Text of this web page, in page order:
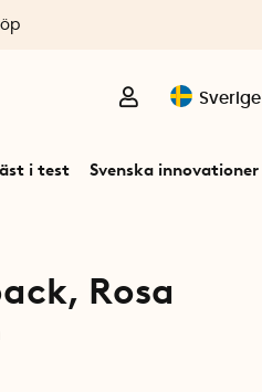
Sverige
i test Svenska innovationer
Rosa